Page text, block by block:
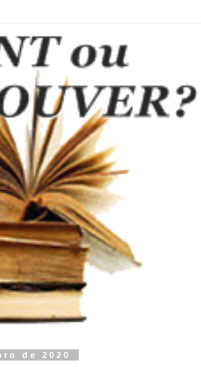
de 2020